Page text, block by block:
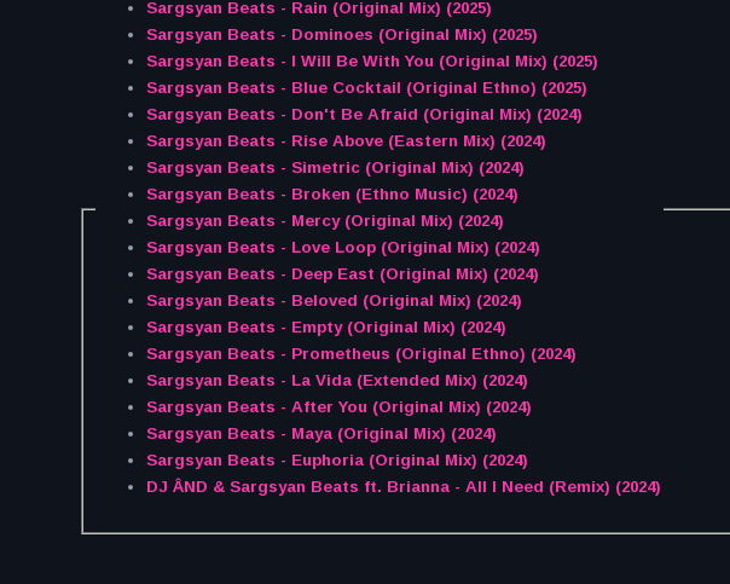
Sargsyan Beats - Rain (Original Mix) (2025)
Sargsyan Beats - Dominoes (Original Mix) (2025)
Sargsyan Beats - I Will Be With You (Original Mix) (2025)
Sargsyan Beats - Blue Cocktail (Original Ethno) (2025)
Sargsyan Beats - Don't Be Afraid (Original Mix) (2024)
Sargsyan Beats - Rise Above (Eastern Mix) (2024)
Sargsyan Beats - Simetric (Original Mix) (2024)
Sargsyan Beats - Broken (Ethno Music) (2024)
Sargsyan Beats - Mercy (Original Mix) (2024)
Sargsyan Beats - Love Loop (Original Mix) (2024)
Sargsyan Beats - Deep East (Original Mix) (2024)
Sargsyan Beats - Beloved (Original Mix) (2024)
Sargsyan Beats - Empty (Original Mix) (2024)
Sargsyan Beats - Prometheus (Original Ethno) (2024)
Sargsyan Beats - La Vida (Extended Mix) (2024)
Sargsyan Beats - After You (Original Mix) (2024)
Sargsyan Beats - Maya (Original Mix) (2024)
Sargsyan Beats - Euphoria (Original Mix) (2024)
DJ ÂND & Sargsyan Beats ft. Brianna - All I Need (Remix) (2024)